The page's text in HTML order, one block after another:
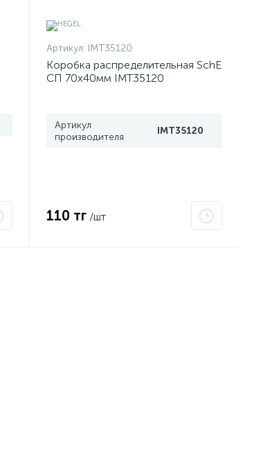
Артикул: IMT35120
Коробка распределительная SchE
СП 70х40мм IMT35120
Артикул
производителя
IMT35120
110 тг /шт